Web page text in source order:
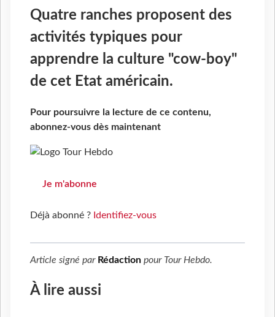
Quatre ranches proposent des
activités typiques pour
apprendre la culture "cow-boy"
de cet Etat américain.
Pour poursuivre la lecture de ce contenu,
abonnez-vous dès maintenant
Je m'abonne
Déjà abonné ? Identifiez-vous
Article signé par Rédaction pour Tour Hebdo.
À lire aussi